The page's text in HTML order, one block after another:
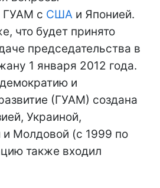
ГУАМ с США и Японией.
что будет принято
председательства в
1 января 2012 года.
и
(ГУАМ) создана
Украиной,
Молдовой (с 1999 по
также входил